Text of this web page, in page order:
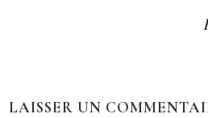
LAISSER UN